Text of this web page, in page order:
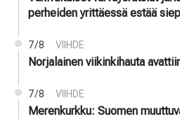
perheiden yrittäessä estää
7/8 VIIHDE
Norjalainen viikinkihauta
7/8 VIIHDE
Merenkurkku: Suomen